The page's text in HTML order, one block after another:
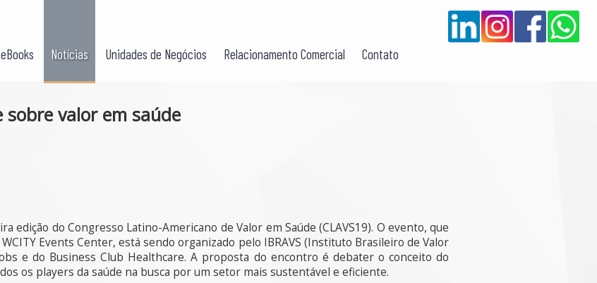
eBooks Notícias Unidades de Negócios Relacionamento Comercial Contato
sobre valor em saúde
edição do Congresso Latino-Americano de Valor em Saúde (CLAVS19). O evento, que
Events Center, está sendo organizado pelo IBRAVS (Instituto Brasileiro de Valor
e do Business Club Healthcare. A proposta do encontro é debater o conceito do
os players da saúde na busca por um setor mais sustentável e eficiente.